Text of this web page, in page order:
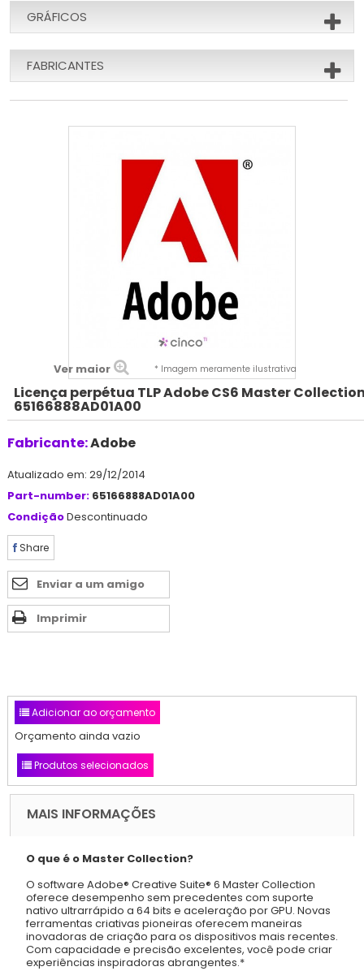
GRÁFICOS
FABRICANTES
Ver maior * Imagem meramente ilustrativa
Licença perpétua TLP Adobe CS6 Master
65166888AD01A00
Fabricante:Adobe
Atualizado em: 29/12/2014
Part-number: 65166888AD01A00
CondiçãoDescontinuado
Share
Enviar a um amigo
Imprimir
Adicionar ao orçamento
Orçamento ainda vazio
Produtos selecionados
MAIS INFORMAÇÕES
O que é o Master Collection?
O software Adobe® Creative Suite® 6 Master Collection
oferece desempenho sem precedentes com suporte
nativo ultrarrápido a 64 bits e aceleração por GPU. Novas
ferramentas criativas pioneiras oferecem maneiras
inovadoras de criação para os dispositivos mais recentes.
Com capacidade e precisão excelentes, você pode criar
experiências inspiradoras abrangentes.*